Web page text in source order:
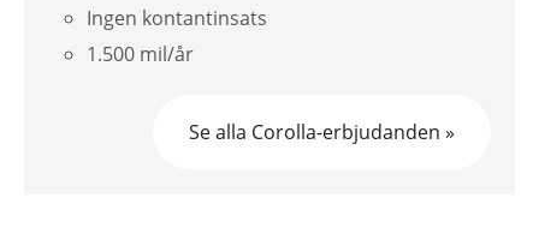
Ingen kontantinsats
1.500 mil/år
Se alla Corolla-erbjudanden »